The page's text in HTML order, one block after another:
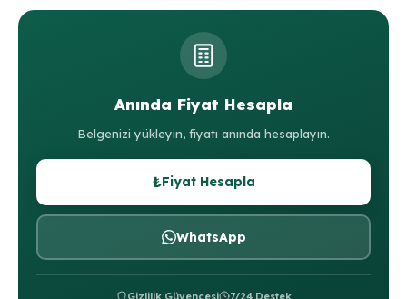
Anında Fiyat Hesapla
Belgenizi yükleyin, fiyatı anında hesaplayın.
₺Fiyat Hesapla
WhatsApp
Gizlilik Güvencesi 7/24 Destek